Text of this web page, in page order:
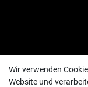
Wir verwenden
Website und